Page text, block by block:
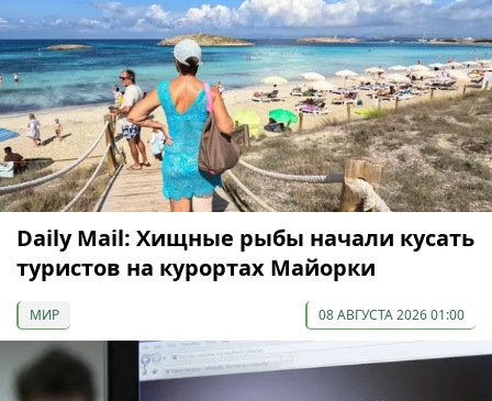
Daily Mail: Хищные рыбы начали кусать
туристов на курортах Майорки
МИР 08 АВГУСТА 2026 01:00